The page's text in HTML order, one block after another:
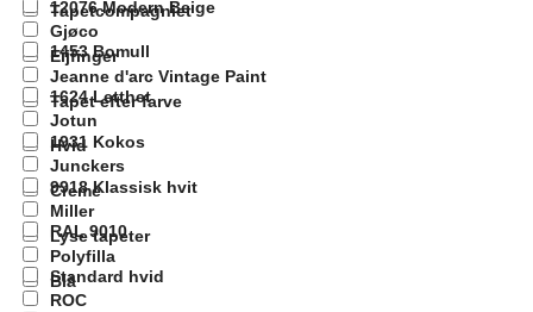
Tapetcompagniet
Eijfinger
Tapet efter farve
Hvid
Creme
Lyse tapeter
Blå
12076 Modern Beige
1453 Bomull
1624 Letthet
1931 Kokos
9918 Klassisk hvit
RAL 9010
Standard hvid
Gjøco
Jeanne d'arc Vintage Paint
Jotun
Junckers
Miller
Polyfilla
ROC